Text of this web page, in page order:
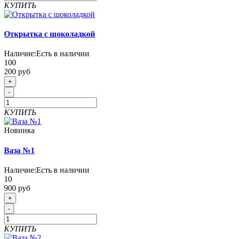
КУПИТЬ
Открытка с шоколадкой
Наличие:Есть в наличии
100
200 руб
+
-
КУПИТЬ
Новинка
Ваза №1
Наличие:Есть в наличии
10
900 руб
+
-
КУПИТЬ